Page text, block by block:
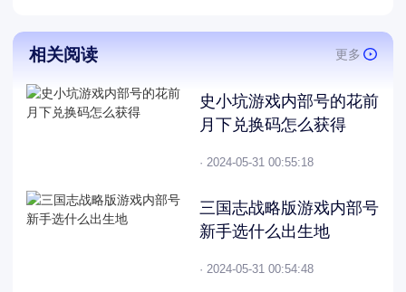
相关阅读 更多
史小坑游戏内部号的花前
月下兑换码怎么获得
· 2024-05-31 00:55:18
三国志战略版游戏内部号
新手选什么出生地
· 2024-05-31 00:54:48